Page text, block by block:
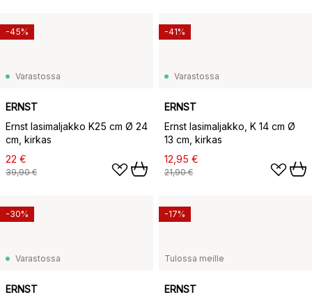
Varastossa
ERNST
Ernst lasimaljakko K25 cm Ø 24
cm, kirkas
22 €
39,90 €
-45%
Varastossa
ERNST
Ernst lasimaljakko, K 14 cm Ø
13 cm, kirkas
12,95 €
21,90 €
-41%
Varastossa
ERNST
-30%
Tulossa meille
ERNST
-17%